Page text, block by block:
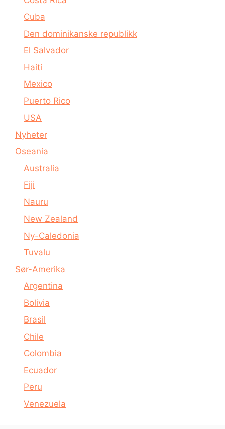
Cuba
Den dominikanske republikk
El Salvador
Haiti
Mexico
Puerto Rico
USA
Nyheter
Oseania
Australia
Fiji
Nauru
New Zealand
Ny-Caledonia
Tuvalu
Sør-Amerika
Argentina
Bolivia
Brasil
Chile
Colombia
Ecuador
Peru
Venezuela